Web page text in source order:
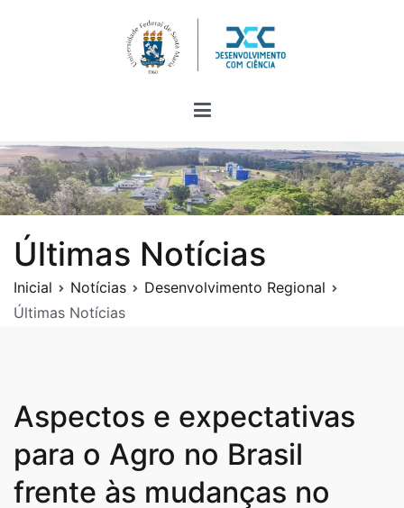
Desenvolvimento Regional
Últimas Notícias
Inicial Notícias
Desenvolvimento Regional
Últimas Notícias
Aspectos e expectativas
para o Agro no Brasil
frente às mudanças no